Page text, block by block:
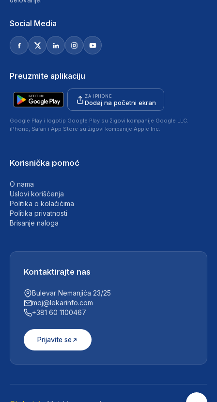
Social Media
Preuzmite aplikaciju
ZA IPHONE
Dodaj na početni ekran
Google Play i logotip Google Play su žigovi kompanije Google LLC.
iPhone, Safari i App Store su žigovi kompanije Apple Inc.
Korisnička pomoć
O nama
Uslovi korišćenja
Politika o kolačićima
Politika privatnosti
Brisanje naloga
Kontaktirajte nas
Bulevar Nemanjića 23/25
moj@lekarinfo.com
+381 60 1100467
Prijavite se